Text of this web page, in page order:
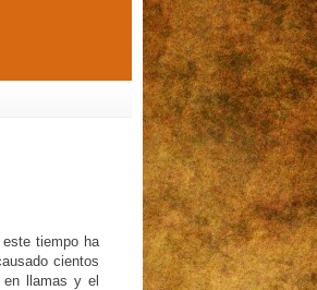
tiempo ha
cientos
llamas y el